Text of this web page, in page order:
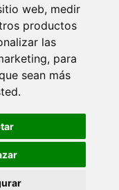
web, medir
productos
las
, para
sean más
.
EPISODIO 3.